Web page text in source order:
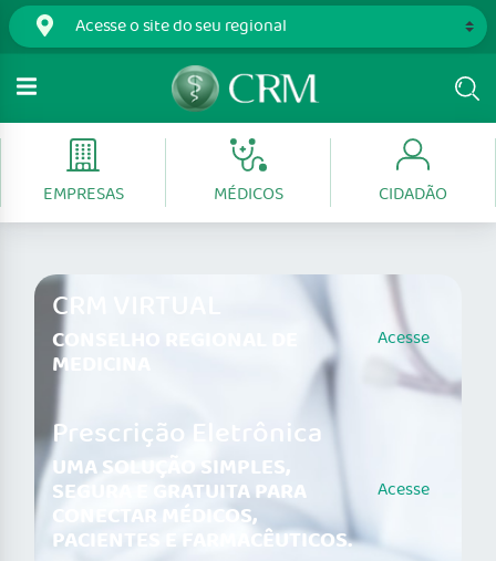
EMPRESAS MÉDICOS CIDADÃO
CRM VIRTUAL
CONSELHO REGIONAL DE
MEDICINA
Acesse
Prescrição Eletrônica
UMA SOLUÇÃO SIMPLES,
SEGURA E GRATUITA PARA
CONECTAR MÉDICOS,
PACIENTES E FARMACÊUTICOS.
Acesse